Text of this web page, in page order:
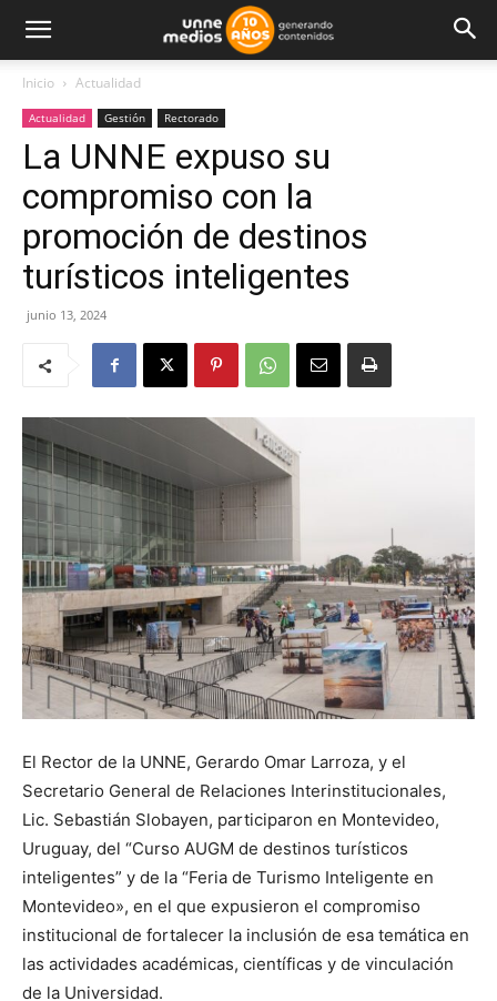
Inicio Actualidad
Actualidad Gestión Rectorado
La UNNE expuso su
compromiso con la
promoción de destinos
turísticos inteligentes
junio 13, 2024
El Rector de la UNNE, Gerardo Omar Larroza, y el
Secretario General de Relaciones Interinstitucionales,
Lic. Sebastián Slobayen, participaron en Montevideo,
Uruguay, del “Curso AUGM de destinos turísticos
inteligentes” y de la “Feria de Turismo Inteligente en
Montevideo», en el que expusieron el compromiso
institucional de fortalecer la inclusión de esa temática en
las actividades académicas, científicas y de vinculación
de la Universidad.